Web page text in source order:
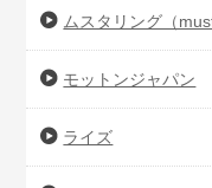
ムスタリング（
モットンジャパン
ライズ